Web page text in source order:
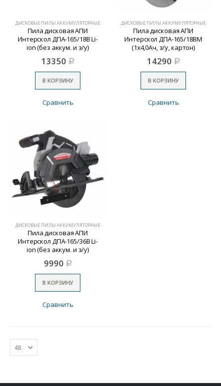
ДИСКОВЫЕ ПИЛЫ АККУМУЛЯТОРНЫЕ
Пила дисковая АПИ
Интерскол ДПА-165/18В Li-
ion (без аккум. и з/у)
13350 Р
В КОРЗИНУ
Сравнить
ДИСКОВЫЕ ПИЛЫ АККУМУЛЯТОРНЫЕ
Пила дисковая АПИ
Интерскол ДПА-165/18ВМ
(1х4,0Ач, з/у, картон)
14290 Р
В КОРЗИНУ
Сравнить
ДИСКОВЫЕ ПИЛЫ АККУМУЛЯТОРНЫЕ
Пила дисковая АПИ
Интерскол ДПА-165/36В Li-
ion (без аккум. и з/у)
9990 Р
В КОРЗИНУ
Сравнить